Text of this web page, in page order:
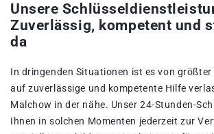
Unsere
Zuverlässig, kompetent und
da
In dringenden Situationen ist es von größter
auf zuverlässige und kompetente Hilfe
Malchow in der nähe. Unser 24-Stunden-
Ihnen in solchen Momenten jederzeit zur